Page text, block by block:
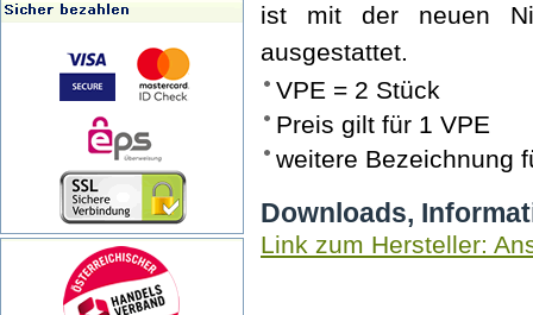
ist mit der neuen
ausgestattet.
VPE = 2 Stück
Preis gilt für 1 VPE
weitere Bezeichnung
Downloads,
Link zum Hersteller: